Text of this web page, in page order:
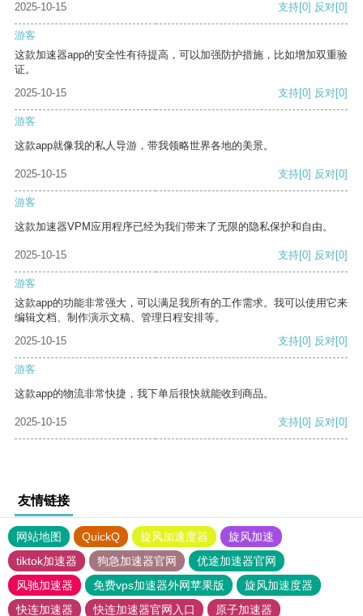
2025-10-15 支持[0] 反对[0]
游客
这款加速器app的安全性有待提高，可以加强防护措施，比如增加双重验
证。
2025-10-15
支持[0] 反对[0]
游客
这款app就像我的私人导游，带我领略世界各地的美景。
2025-10-15 支持[0] 反对[0]
游客
这款加速器VPM应用程序已经为我们带来了无限的隐私保护和自由。
2025-10-15 支持[0] 反对[0]
游客
这款app的功能非常强大，可以满足我所有的工作需求。我可以使用它来
编辑文档、制作演示文稿、管理日程安排等。
2025-10-15
支持[0] 反对[0]
游客
这款app的物流非常快捷，我下单后很快就能收到商品。
2025-10-15 支持[0] 反对[0]
友情链接
网站地图 QuickQ 旋风加速度器
旋风加速
tiktok加速器
狗急加速器官网
优途加速器官网
风驰加速器
免费vps加速器外网苹果版
旋风加速度器
快连加速器
快连加速器官网入口 原子加速器